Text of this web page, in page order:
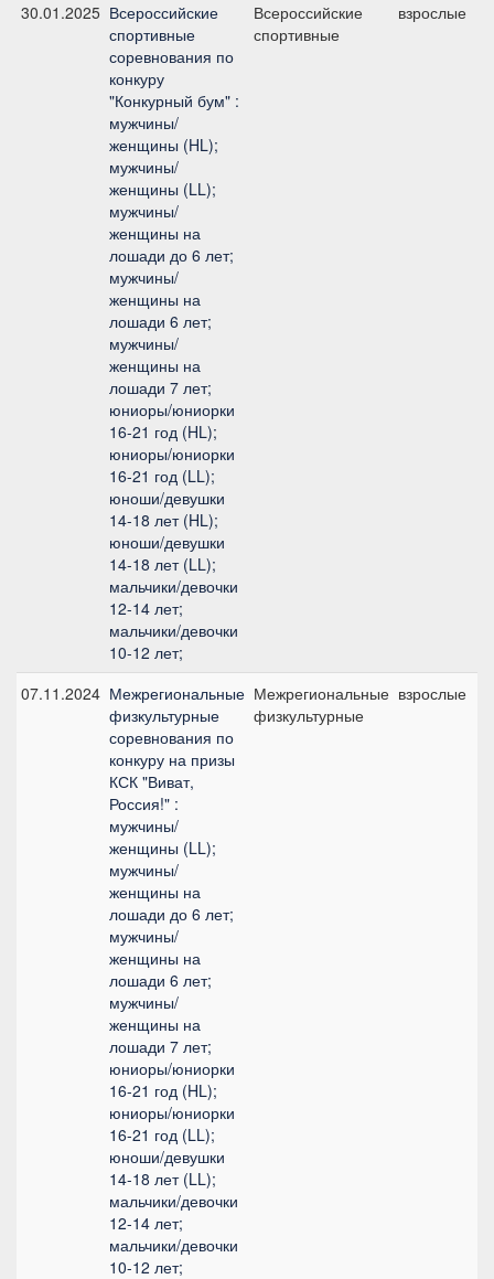
30.01.2025 Всероссийские
спортивные
соревнования по
конкуру
"Конкурный бум" :
мужчины/
женщины (HL);
мужчины/
женщины (LL);
мужчины/
женщины на
лошади до 6 лет;
мужчины/
женщины на
лошади 6 лет;
мужчины/
женщины на
лошади 7 лет;
юниоры/юниорки
16-21 год (HL);
юниоры/юниорки
16-21 год (LL);
юноши/девушки
14-18 лет (HL);
юноши/девушки
14-18 лет (LL);
мальчики/девочки
12-14 лет;
мальчики/девочки
10-12 лет;
Всероссийские
спортивные
взрослые
07.11.2024 Межрегиональные
физкультурные
соревнования по
конкуру на призы
КСК "Виват,
Россия!" :
мужчины/
женщины (LL);
мужчины/
женщины на
лошади до 6 лет;
мужчины/
женщины на
лошади 6 лет;
мужчины/
женщины на
лошади 7 лет;
юниоры/юниорки
16-21 год (HL);
юниоры/юниорки
16-21 год (LL);
юноши/девушки
14-18 лет (LL);
мальчики/девочки
12-14 лет;
мальчики/девочки
10-12 лет;
Межрегиональные
физкультурные
взрослые